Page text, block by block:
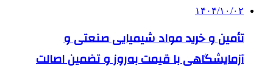
۱۴۰۴/۱۰/۰۲
تأمین و خرید مواد شیمیایی صنعتی و
آزمایشگاهی با قیمت به‌روز و تضمین اصالت